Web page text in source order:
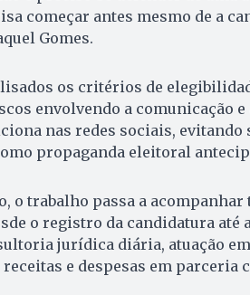
começar antes mesmo de a
Gomes.
os critérios de
envolvendo a comunicação e
nas redes sociais, evitando
propaganda eleitoral
o trabalho passa a acompanhar
o registro da candidatura até
jurídica diária, atuação
e despesas em parceria